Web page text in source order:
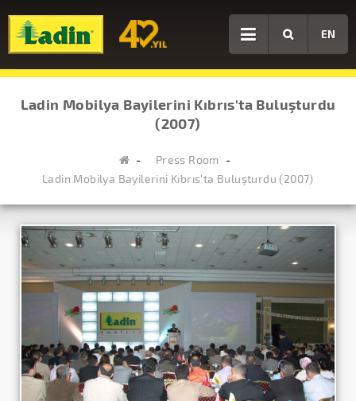
EN
Ladin Mobilya Bayilerini Kıbrıs'ta Buluşturdu
(2007)
Press Room
Ladin Mobilya Bayilerini Kıbrıs'ta Buluşturdu (2007)